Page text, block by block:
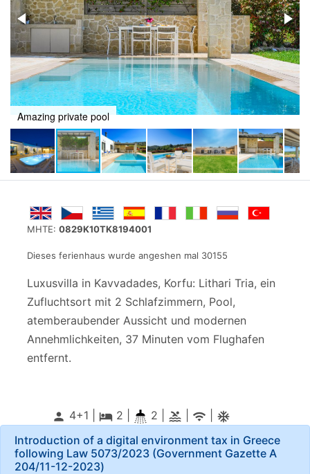
MHTE: 0829Κ10TK8194001
Dieses ferienhaus wurde angeshen mal 30155
Luxusvilla in Kavvadades, Korfu: Lithari Tria, ein
Zufluchtsort mit 2 Schlafzimmern, Pool,
atemberaubender Aussicht und modernen
Annehmlichkeiten, 37 Minuten vom Flughafen
entfernt.
person 4+1 | local_hotel 2 2 | pool wifi ac_unitif
Amazing private pool
Introduction of a digital environment tax in Greece
following Law 5073/2023 (Government Gazette Α
204/11-12-2023)